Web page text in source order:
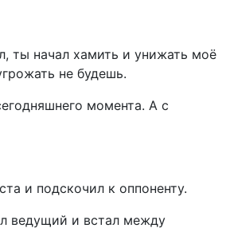
ты начал хамить и унижать моё
не будешь.
момента. А с
и подскочил к оппоненту.
ведущий и встал между